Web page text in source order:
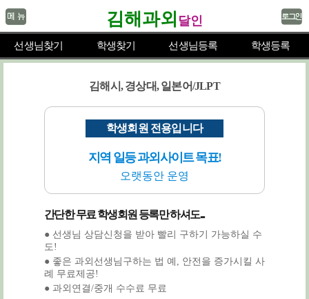
김해과외 달인
선생님찾기 학생찾기 선생님등록 학생등록
김해시, 경상대, 일본어/JLPT
학생회원 전용입니다
지역 일등 과외사이트 목표!
오랫동안 운영
간단한 무료 학생회원 등록만 하셔도...
● 선생님 상담신청을 받아 빨리 구하기 가능하실 수
도!
● 좋은 과외선생님구하는 법 예, 안전을 증가시킬 사
례 무료제공!
● 과외연결/중개 수수료 무료